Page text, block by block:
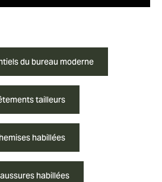
du bureau moderne
tailleurs
habillées
habillées